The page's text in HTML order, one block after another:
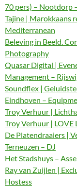
70 pers) – Nootdorp
Tajine | Marokkaans
Mediterranean
Beleving in Beeld.
Photography
Quasar Digital |
Management –
Soundflex |
Eindhoven –
Troy Verhuur |
Troy Verhuur |
De Platendraaiers |
Terneuzen – DJ
Het Stadshuys –
Ray van Zuijlen |
Hostess